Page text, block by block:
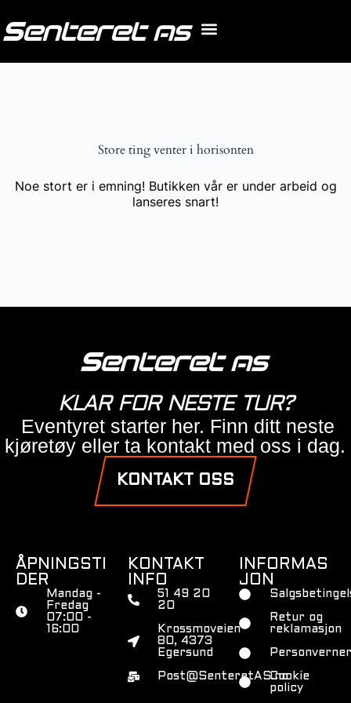
Store ting venter i horisonten
Noe stort er i emning! Butikken vår er under arbeid og
lanseres snart!
KLAR FOR NESTE TUR?
Eventyret starter her. Finn ditt neste
kjøretøy eller ta kontakt med oss i dag.
KONTAKT OSS
ÅPNINGSTI
DER
Mandag -
Fredag
07:00 -
16:00
KONTAKT
INFO
51 49 20
20
Krossmoveien
80, 4373
Egersund
Post@SenteretAS.no
INFORMAS
JON
Retur og
reklamasjon
Cookie
policy